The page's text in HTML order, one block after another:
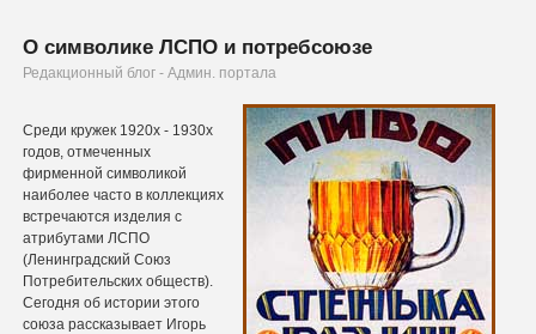
О символике ЛСПО и потребсоюзе
Редакционный блог - Админ. портала
Среди кружек 1920х - 1930х
годов, отмеченных
фирменной символикой
наиболее часто в коллекциях
встречаются изделия с
атрибутами ЛСПО
(Ленинградский Союз
Потребительских обществ).
Сегодня об истории этого
союза рассказывает Игорь